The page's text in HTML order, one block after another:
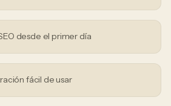
desde el primer día
fácil de usar